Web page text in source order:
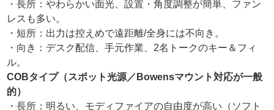
・長所：やわらかい面光、設置・角度調整が簡単、ファン
レスも多い。
・短所：出力は控えめで遠距離/全身には不向き。
・向き：デスク配信、手元作業、2名トークのキー＆フィ
ル。
COBタイプ（スポット光源／Bowensマウント対応が一般
的）
・長所：明るい、モディファイアの自由度が高い（ソフト